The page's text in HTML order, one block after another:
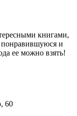
книгами,
понравившуюся и
ее можно взять!
60